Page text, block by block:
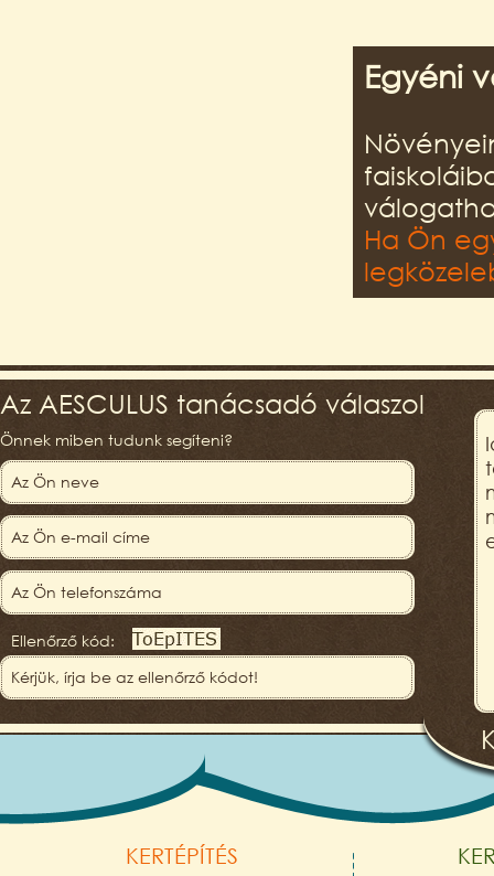
Egyéni
Ha Ön
Az AESCULUS tanácsadó válaszol
Önnek miben tudunk segíteni?
Ellenőrző kód:
KERTÉPÍTÉS